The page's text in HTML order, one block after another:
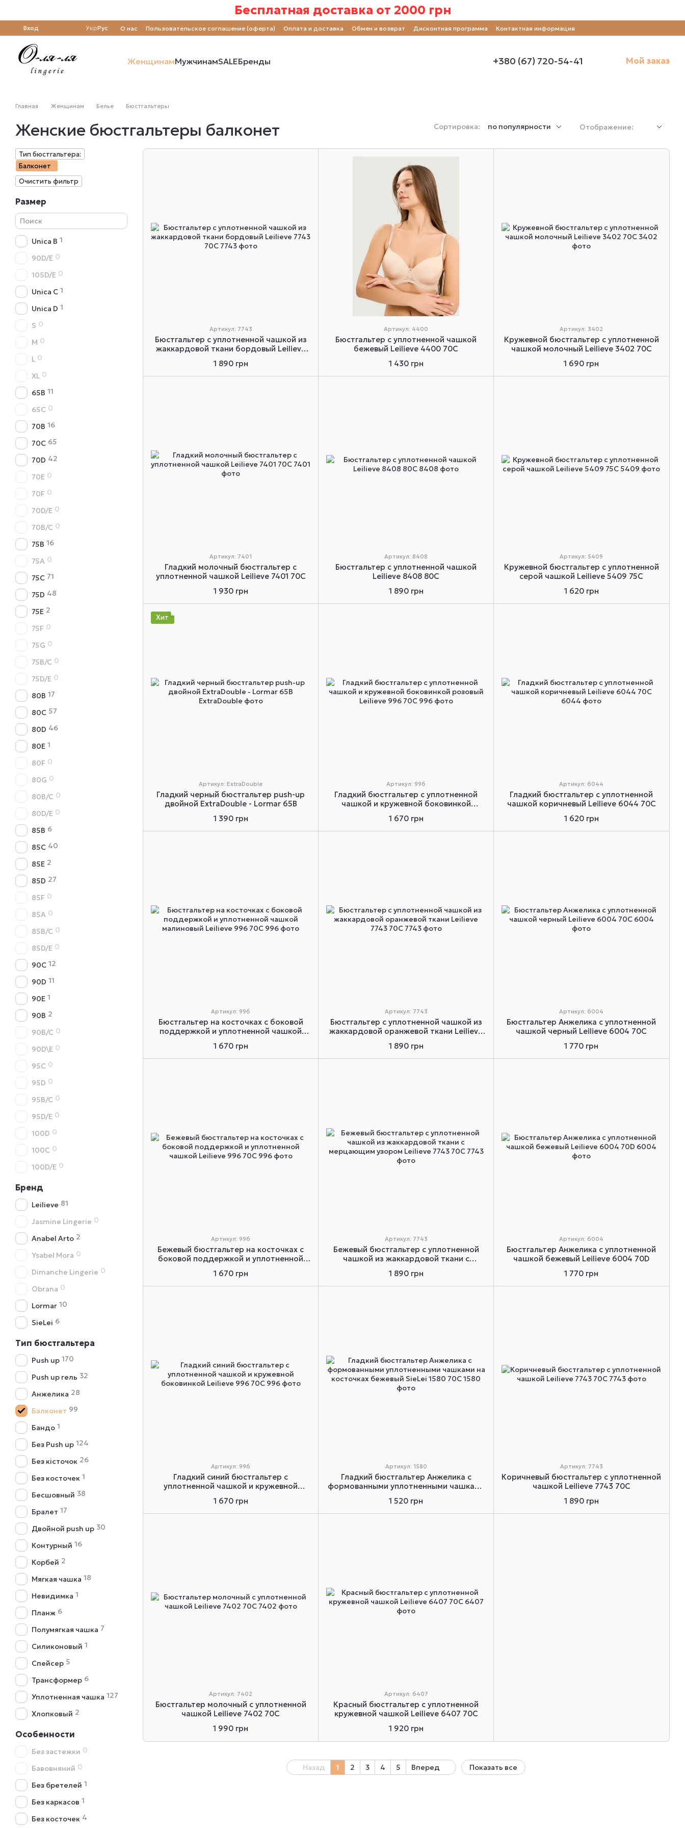
Бесплатная доставка от 2000 грн
Вход УкрРус О нас Пользовательское соглашение (оферта) Оплата и доставка Обмен и возврат Дисконтная программа
Контактная информация
Отзывы о магазине
ЖенщинамМужчинамSALEБренды +380 (67) 720-54-41 Мой заказ
Главная Женщинам Белье Бюстгальтеры
Женские бюстгальтеры балконет Сортировка: по популярности Отображение:
Артикул: 7743
Бюстгальтер с уплотненной чашкой из
жаккардовой ткани бордовый Leilieve
1 890 грн
Артикул: 4400
Бюстгальтер с уплотненной чашкой
бежевый Leilieve 4400 70C
1 430 грн
Артикул: 3402
Кружевной бюстгальтер с уплотненной
чашкой молочный Leilieve 3402 70C
1 690 грн
Артикул: 7401
Гладкий молочный бюстгальтер с
уплотненной чашкой Leilieve 7401 70C
1 930 грн
Артикул: 8408
Бюстгальтер с уплотненной чашкой
Leilieve 8408 80C
1 890 грн
Артикул: 5409
Кружевной бюстгальтер с уплотненной
серой чашкой Leilieve 5409 75C
1 620 грн
Хит
Артикул: ExtraDouble
Гладкий черный бюстгальтер push-up
двойной ExtraDouble - Lormar 65B
1 390 грн
Артикул: 996
Гладкий бюстгальтер с уплотненной
чашкой и кружевной боковинкой
розовый Leilieve 996 70C
1 670 грн
Артикул: 6044
Гладкий бюстгальтер с уплотненной
чашкой коричневый Leilieve 6044 70C
1 620 грн
Артикул: 996
Бюстгальтер на косточках с боковой
поддержкой и уплотненной чашкой
малиновый Leilieve 996 70C
1 670 грн
Артикул: 7743
Бюстгальтер с уплотненной чашкой из
жаккардовой оранжевой ткани Leilieve
1 890 грн
Артикул: 6004
Бюстгальтер Анжелика с уплотненной
чашкой черный Leilieve 6004 70C
1 770 грн
Артикул: 996
Бежевый бюстгальтер на косточках с
боковой поддержкой и уплотненной
чашкой Leilieve 996 70C
1 670 грн
Артикул: 7743
Бежевый бюстгальтер с уплотненной
чашкой из жаккардовой ткани с
1 890 грн
Артикул: 6004
Бюстгальтер Анжелика с уплотненной
чашкой бежевый Leilieve 6004 70D
1 770 грн
Артикул: 996
Гладкий синий бюстгальтер с
уплотненной чашкой и кружевной
боковинкой Leilieve 996 70C
1 670 грн
Артикул: 1580
Гладкий бюстгальтер Анжелика с
формованными уплотненными чашками
1 520 грн
Артикул: 7743
Коричневый бюстгальтер с уплотненной
чашкой Leilieve 7743 70C
1 890 грн
Артикул: 7402
Бюстгальтер молочный с уплотненной
чашкой Leilieve 7402 70C
1 990 грн
Артикул: 6407
​​​Красный бюстгальтер с уплотненной
кружевной чашкой Leilieve 6407 70C
1 920 грн
Назад 1 2 3 4 5 Вперед Показать все
Тип бюстгальтера:
Балконет
Очистить фильтр
Размер
Unica B 1
90D/E 0
105D/E 0
Unica C 1
Unica D 1
S 0
M 0
L 0
XL 0
65B 11
65C 0
70B 16
70C 65
70D 42
70E 0
70F 0
70D/E 0
70B/C 0
75B 16
75A 0
75C 71
75D 48
75E 2
75F 0
75G 0
75B/C 0
75D/E 0
80B 17
80C 57
80D 46
80E 1
80F 0
80G 0
80B/C 0
80D/E 0
85B 6
85C 40
85E 2
85D 27
85F 0
85A 0
85B/C 0
85D/E 0
90C 12
90D 11
90E 1
90B 2
90B/C 0
90D\E 0
95C 0
95D 0
95B/C 0
95D/E 0
100D 0
100C 0
100D/E 0
Бренд
Leilieve 81
Jasmine Lingerie 0
Anabel Arto 2
Ysabel Mora 0
Dimanche Lingerie 0
Obrana 0
Lormar 10
SieLei 6
Тип бюстгальтера
Push up 170
Push up гель 32
Анжелика 28
Балконет 99
Бандо 1
Без Push up 124
Без кісточок 26
Без косточек 1
Бесшовный 38
Бралет 17
Двойной push up 30
Контурный 16
Корбей 2
Мягкая чашка 18
Невидимка 1
Планж 6
Полумягкая чашка 7
Силиконовый 1
Спейсер 5
Трансформер 6
Уплотненная чашка 127
Хлопковый 2
Особенности
Без застежки 0
Бавовняний 0
Без бретелей 1
Без каркасов 1
Без косточек 4